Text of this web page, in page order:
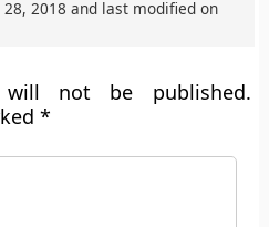
2018 and last modified on
will not be published.
*